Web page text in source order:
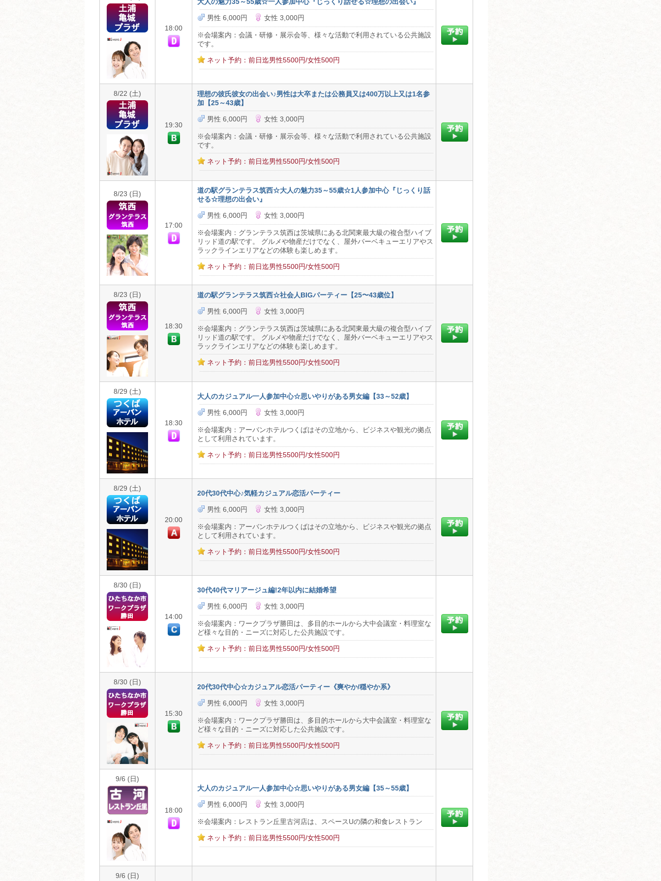
18:00
男性 6,000円 女性 3,000円
※会場案内：会議・研修・展示会等、様々な活動で利用されている公共施設
です。
ネット予約：前日迄男性5500円/女性500円
8/22 (土)
19:30
理想の彼氏彼女の出会い♪男性は大卒または公務員又は400万以上又は1名参
加【25～43歳】
男性 6,000円 女性 3,000円
※会場案内：会議・研修・展示会等、様々な活動で利用されている公共施設
です。
ネット予約：前日迄男性5500円/女性500円
8/23 (日)
17:00
道の駅グランテラス筑西☆大人の魅力35～55歳☆1人参加中心『じっくり話
せる☆理想の出会い』
男性 6,000円 女性 3,000円
※会場案内：グランテラス筑西は茨城県にある北関東最大級の複合型ハイブ
リッド道の駅です。 グルメや物産だけでなく、屋外バーベキューエリアやス
ラックラインエリアなどの体験も楽しめます。
ネット予約：前日迄男性5500円/女性500円
8/23 (日)
18:30
道の駅グランテラス筑西☆社会人BIGパーティー【25〜43歳位】
男性 6,000円 女性 3,000円
※会場案内：グランテラス筑西は茨城県にある北関東最大級の複合型ハイブ
リッド道の駅です。 グルメや物産だけでなく、屋外バーベキューエリアやス
ラックラインエリアなどの体験も楽しめます。
ネット予約：前日迄男性5500円/女性500円
8/29 (土)
18:30
大人のカジュアル一人参加中心☆思いやりがある男女編【33～52歳】
男性 6,000円 女性 3,000円
※会場案内：アーバンホテルつくばはその立地から、ビジネスや観光の拠点
として利用されています。
ネット予約：前日迄男性5500円/女性500円
8/29 (土)
20:00
20代30代中心♪気軽カジュアル恋活パーティー
男性 6,000円 女性 3,000円
※会場案内：アーバンホテルつくばはその立地から、ビジネスや観光の拠点
として利用されています。
ネット予約：前日迄男性5500円/女性500円
8/30 (日)
14:00
30代40代マリアージュ編!2年以内に結婚希望
男性 6,000円 女性 3,000円
※会場案内：ワークプラザ勝田は、多目的ホールから大中会議室・料理室な
ど様々な目的・ニーズに対応した公共施設です。
ネット予約：前日迄男性5500円/女性500円
8/30 (日)
15:30
20代30代中心☆カジュアル恋活パーティー《爽やか/穏やか系》
男性 6,000円 女性 3,000円
※会場案内：ワークプラザ勝田は、多目的ホールから大中会議室・料理室な
ど様々な目的・ニーズに対応した公共施設です。
ネット予約：前日迄男性5500円/女性500円
9/6 (日)
18:00
大人のカジュアル一人参加中心☆思いやりがある男女編【35～55歳】
男性 6,000円 女性 3,000円
※会場案内：レストラン丘里古河店は、スペースUの隣の和食レストラン
ネット予約：前日迄男性5500円/女性500円
9/6 (日)